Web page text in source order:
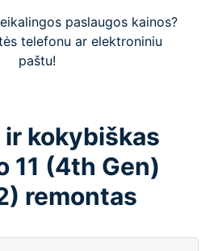
paslaugos kainos?
telefonu ar elektroniniu
paštu!
ir kokybiškas
11 (4th Gen)
remontas